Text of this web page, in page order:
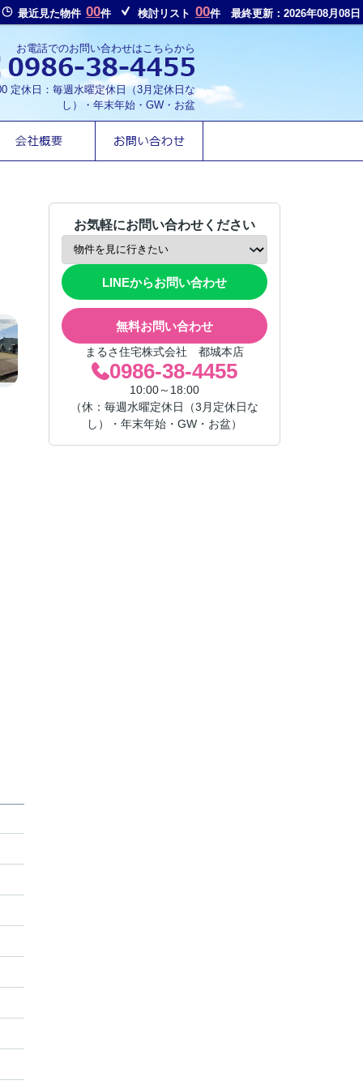
最近見た物件 00件 検討リスト 00件 最終更新：2026年08月08日
お電話でのお問い合わせはこちらから
定休日：毎週水曜定休日（3月定休日な
し）・年末年始・GW・お盆
お気軽にお問い合わせください
LINEからお問い合わせ
無料お問い合わせ
まるさ住宅株式会社 都城本店
0986-38-4455
10:00～18:00
（休：毎週水曜定休日（3月定休日な
し）・年末年始・GW・お盆）